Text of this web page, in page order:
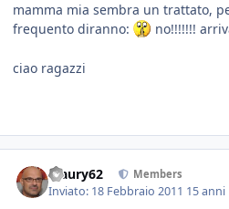
mamma mia sembra un trattato,
frequento diranno:
no!!!!!!!
ciao ragazzi
Maury62 Members
Inviato: 18 Febbraio 2011 15 anni